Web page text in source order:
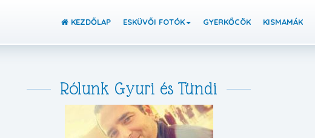
KEZDŐLAP ESKÜVŐI FOTÓK GYERKŐCÖK KISMAMÁK
Rólunk Gyuri és Tündi